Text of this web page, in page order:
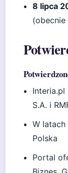
8 lipca
(obecnie
Interia.pl
S.A. i
W latach
Polska
Portal